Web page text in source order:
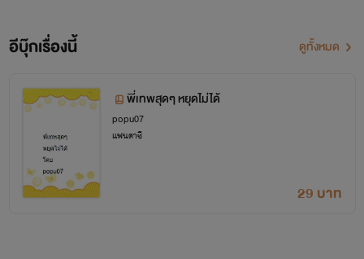
อีบุ๊กเรื่องนี้ ดูทั้งหมด
พี่เทพสุดๆ หยุดไม่ได้
popu07
แฟนตาซี
29 บาท